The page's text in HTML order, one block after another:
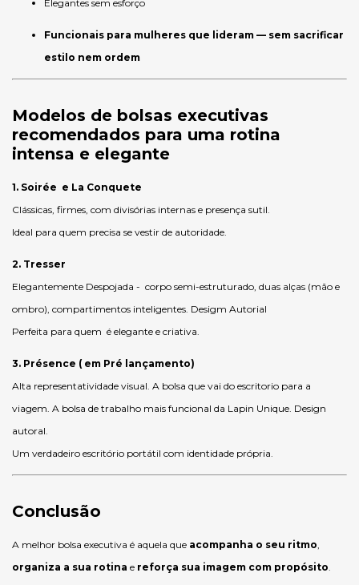
Elegantes sem esforço
Funcionais para mulheres que lideram — sem sacrificar
estilo nem ordem
Modelos de bolsas executivas
recomendados para uma rotina
intensa e elegante
1. Soirée e La Conquete
Clássicas, firmes, com divisórias internas e presença sutil.
Ideal para quem precisa se vestir de autoridade.
2. Tresser
Elegantemente Despojada - corpo semi-estruturado, duas alças (mão e
ombro), compartimentos inteligentes. Desigm Autorial
Perfeita para quem é elegante e criativa.
3. Présence ( em Pré lançamento)
Alta representatividade visual. A bolsa que vai do escritorio para a
viagem. A bolsa de trabalho mais funcional da Lapin Unique. Design
autoral.
Um verdadeiro escritório portátil com identidade própria.
Conclusão
A melhor bolsa executiva é aquela que acompanha o seu ritmo,
organiza a sua rotina e reforça sua imagem com propósito.